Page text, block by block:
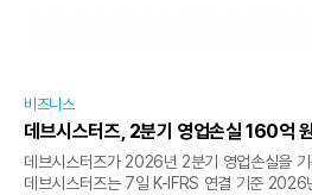
비즈니스
데브시스터즈, 2분기 영업손실 160억
데브시스터즈가 2026년 2분기 영업손실을
데브시스터즈는 7일 K-IFRS 연결 기준 2026